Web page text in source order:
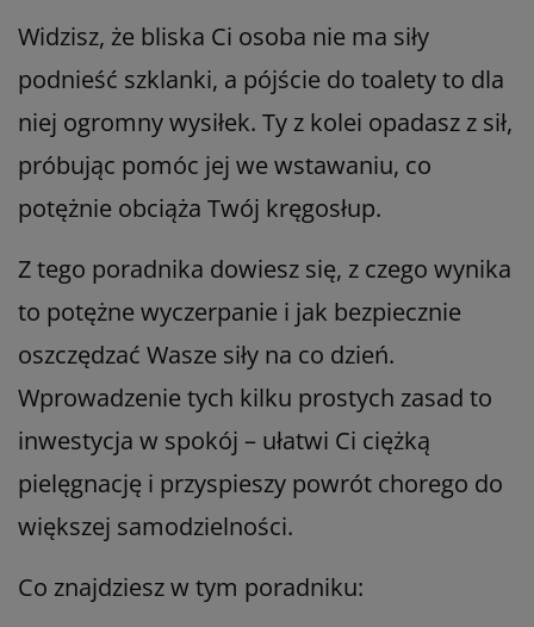
Widzisz, że bliska Ci osoba nie ma siły
podnieść szklanki, a pójście do toalety to dla
niej ogromny wysiłek. Ty z kolei opadasz z sił,
próbując pomóc jej we wstawaniu, co
potężnie obciąża Twój kręgosłup.
Z tego poradnika dowiesz się, z czego wynika
to potężne wyczerpanie i jak bezpiecznie
oszczędzać Wasze siły na co dzień.
Wprowadzenie tych kilku prostych zasad to
inwestycja w spokój – ułatwi Ci ciężką
pielęgnację i przyspieszy powrót chorego do
większej samodzielności.
Co znajdziesz w tym poradniku: